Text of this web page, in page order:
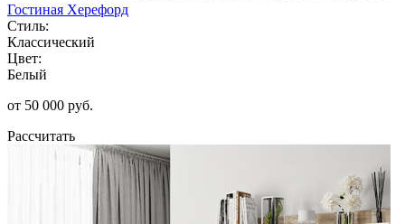
Гостиная Херефорд
Стиль:
Классический
Цвет:
Белый
от 50 000 руб.
Рассчитать